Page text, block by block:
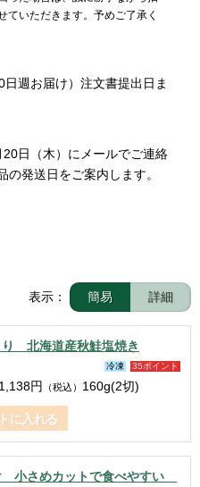
ていただきます。予めご了承く
週お届け）注文書提出日ま
日（木）にメールでご連絡
の発送日をご案内します。
表示： 簡易 詳細
り 北海道産秋鮭塩焼き
35ポイント
冷凍
1,138円 （税込） 160g(2切)
に入れる
小さめカットで食べやすい